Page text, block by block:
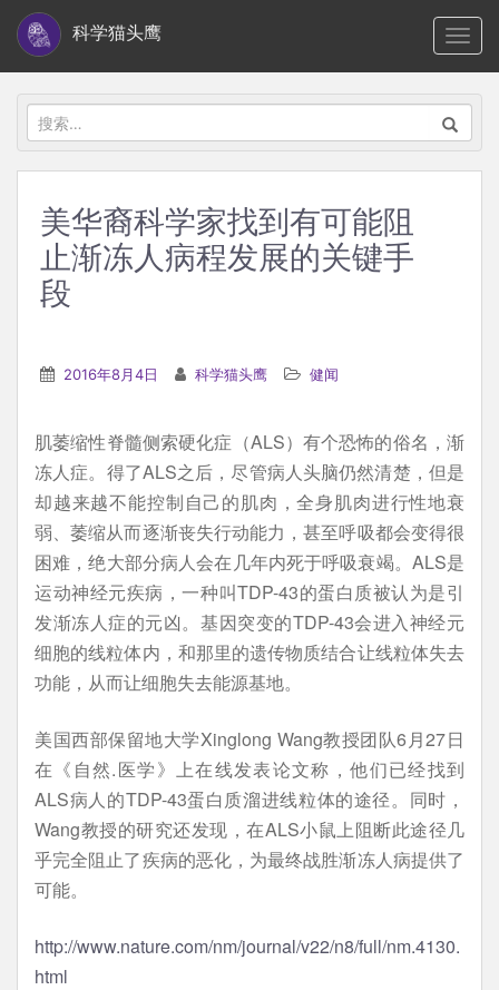
i
科学猫头鹰
搜
索：
美华裔科学家找到有可能阻
止渐冻人病程发展的关键手
段
2016年8月4日 科学猫头鹰 健闻
肌萎缩性脊髓侧索硬化症（ALS）有个恐怖的俗名，渐
冻人症。得了ALS之后，尽管病人头脑仍然清楚，但是
却越来越不能控制自己的肌肉，全身肌肉进行性地衰
弱、萎缩从而逐渐丧失行动能力，甚至呼吸都会变得很
困难，绝大部分病人会在几年内死于呼吸衰竭。ALS是
运动神经元疾病，一种叫TDP-43的蛋白质被认为是引
发渐冻人症的元凶。基因突变的TDP-43会进入神经元
细胞的线粒体内，和那里的遗传物质结合让线粒体失去
功能，从而让细胞失去能源基地。
美国西部保留地大学Xinglong Wang教授团队6月27日
在《自然.医学》上在线发表论文称，他们已经找到
ALS病人的TDP-43蛋白质溜进线粒体的途径。同时，
Wang教授的研究还发现，在ALS小鼠上阻断此途径几
乎完全阻止了疾病的恶化，为最终战胜渐冻人病提供了
可能。
http://www.nature.com/nm/journal/v22/n8/full/nm.4130.
html